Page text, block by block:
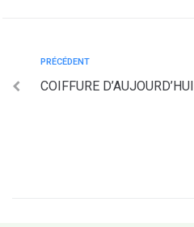
PRÉCÉDENT
COIFFURE D’AUJOURD’HUI